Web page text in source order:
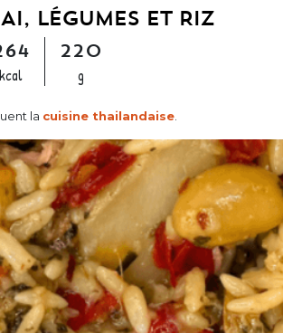
LÉGUMES ET RIZ
kcal
220
g
la cuisine thailandaise